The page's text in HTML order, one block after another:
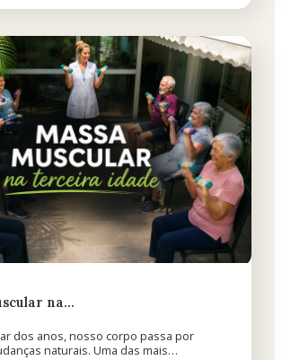
na…
dos anos, nosso corpo passa por
naturais. Uma das mais…